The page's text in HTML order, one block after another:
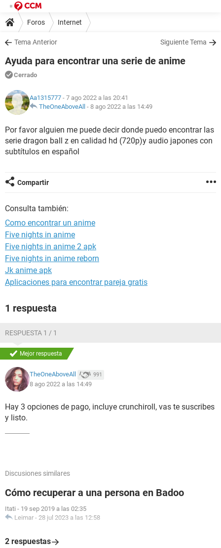
Foros Internet
Tema Anterior Siguiente Tema
Ayuda para encontrar una serie de anime
Cerrado
Aa1315777 - 7 ago 2022 a las 20:41
TheOneAboveAll - 8 ago 2022 a las 14:49
Por favor alguien me puede decir donde puedo encontrar las
serie dragon ball z en calidad hd (720p)y audio japones con
subtítulos en español
Compartir
Consulta también:
Como encontrar un anime
Five nights in anime
Five nights in anime 2 apk
Five nights in anime reborn
Jk anime apk
Aplicaciones para encontrar pareja gratis
1 respuesta
RESPUESTA 1 / 1
Mejor respuesta
TheOneAboveAll 991
8 ago 2022 a las 14:49
Hay 3 opciones de pago, incluye crunchiroll, vas te suscribes
y listo.
Discusiones similares
Cómo recuperar a una persona en Badoo
Itati - 19 sep 2019 a las 02:35
Leimar - 28 jul 2023 a las 12:58
2 respuestas